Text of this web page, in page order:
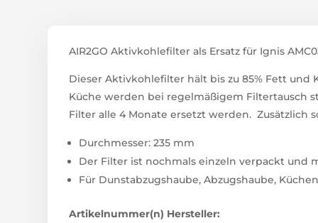
AIR2GO Aktivkohlefilter als Ersatz für Ignis
Dieser Aktivkohlefilter hält bis zu 85% Fett
Küche werden bei regelmäßigem Filtertausch
Filter alle 4 Monate ersetzt werden. Zusätzlich
Durchmesser: 235 mm
Der Filter ist nochmals einzeln verpackt und
Für Dunstabzugshaube, Abzugshaube,
Artikelnummer(n) Hersteller: